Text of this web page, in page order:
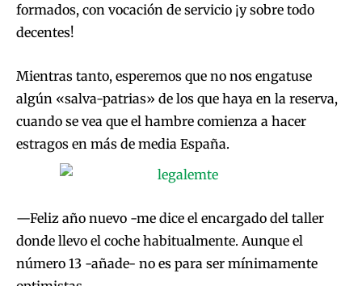
formados, con vocación de servicio ¡y sobre todo
decentes!
Mientras tanto, esperemos que no nos engatuse
algún «salva-patrias» de los que haya en la reserva,
cuando se vea que el hambre comienza a hacer
estragos en más de media España.
—Feliz año nuevo -me dice el encargado del taller
donde llevo el coche habitualmente. Aunque el
número 13 -añade- no es para ser mínimamente